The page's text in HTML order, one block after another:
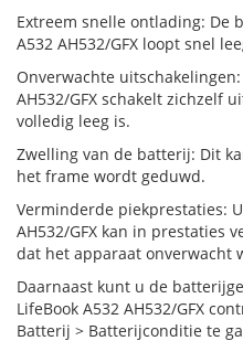
Extreem snelle ontlading: De
A532 AH532/GFX loopt snel
Onverwachte
AH532/GFX schakelt zichzelf
volledig leeg is.
Zwelling van de batterij: Dit
het frame wordt geduwd.
Verminderde piekprestaties:
AH532/GFX kan in prestaties
dat het apparaat onverwacht
Daarnaast kunt u de
LifeBook A532 AH532/GFX
Batterij > Batterijconditie te